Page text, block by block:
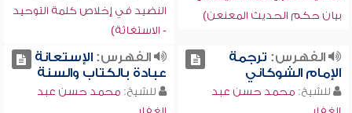
بيان حكم الحديث المعنعن)
النضيد في إخلاص كلمة التوحيد
- الاستغاثة)
الفهرس: ترجمة
الإمام الشوكاني
للشيخ: محمد حسن عبد
الفهرس:الإستعانة
عبادة بالكتاب والسنة
للشيخ: محمد حسن عبد